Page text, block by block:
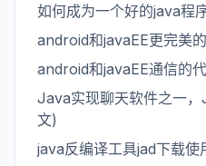
如何成为一个好的java程
android和javaEE更完美
android和javaEE通信的
Java实现聊天软件之一，
文)
java反编译工具jad下载使